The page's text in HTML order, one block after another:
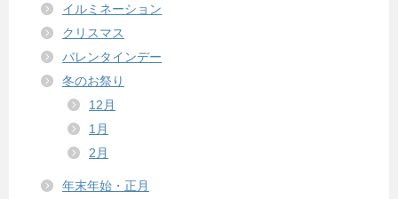
イルミネーション
クリスマス
バレンタインデー
冬のお祭り
12月
1月
2月
年末年始・正月